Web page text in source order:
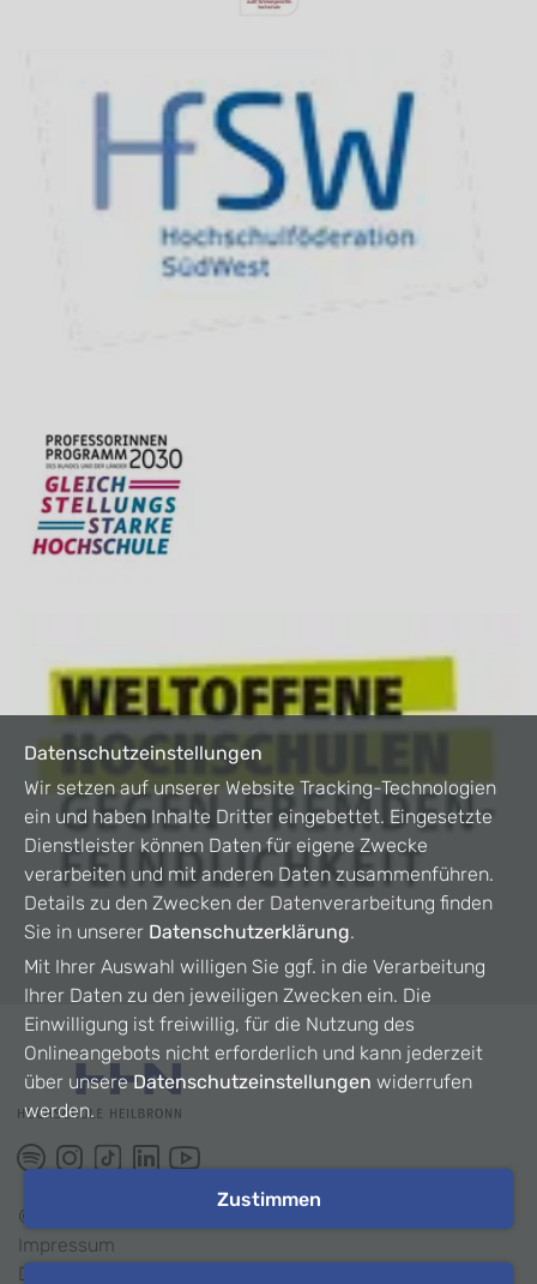
©
Impressum
Datenschutz
Datenschutzeinstellungen
Wir setzen auf unserer Website Tracking-Technologien
ein und haben Inhalte Dritter eingebettet. Eingesetzte
Dienstleister können Daten für eigene Zwecke
verarbeiten und mit anderen Daten zusammenführen.
Details zu den Zwecken der Datenverarbeitung finden
Sie in unserer Datenschutzerklärung.
Mit Ihrer Auswahl willigen Sie ggf. in die Verarbeitung
Ihrer Daten zu den jeweiligen Zwecken ein. Die
Einwilligung ist freiwillig, für die Nutzung des
Onlineangebots nicht erforderlich und kann jederzeit
über unsereDatenschutzeinstellungen widerrufen
werden.
Zustimmen